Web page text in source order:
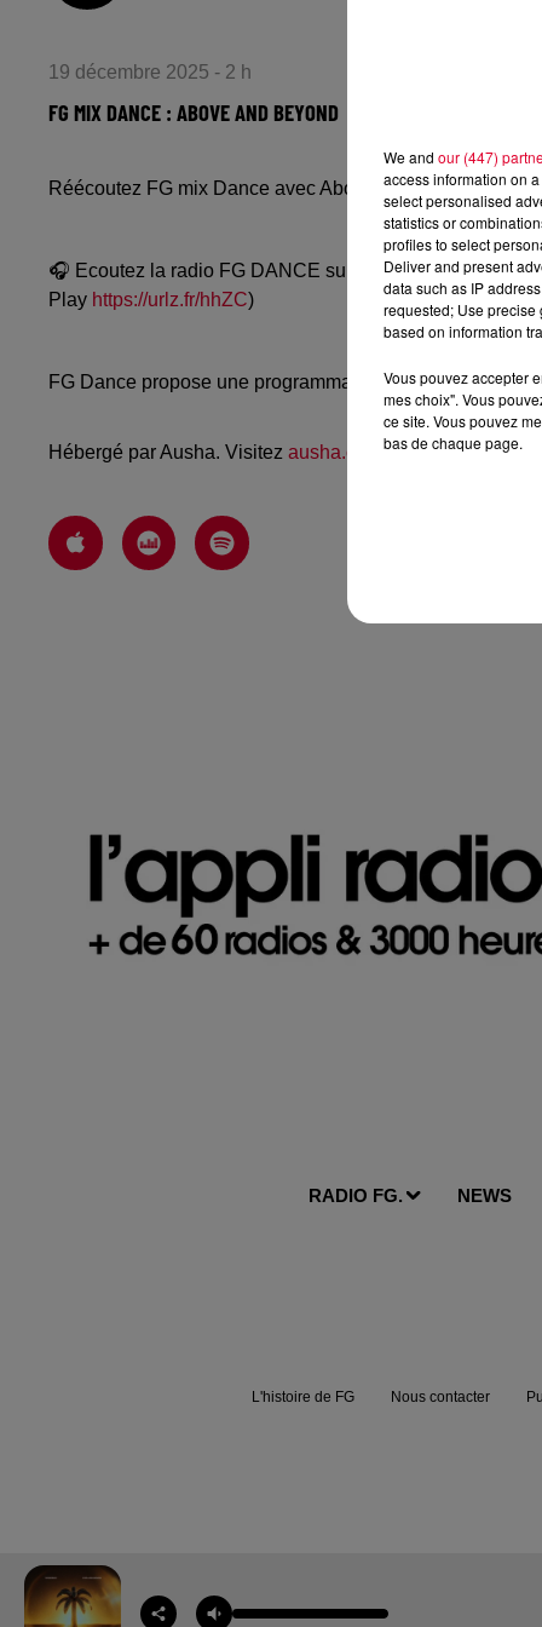
19 décembre 2025 - 2 h
FG MIX DANCE : ABOVE AND BEYOND
Réécoutez FG mix Dance avec Above and Beyond du
🎧 Ecoutez la radio FG DANCE sur
www.radiofg.com/fg-
Play https://urlz.fr/hhZC)
FG Dance propose une programmation dance, EDM,
Hébergé par Ausha. Visitez ausha.co/politique-de-
RADIO FG. NEWS
L'histoire de FG Nous contacter
We and our (447)
access information on
select personalised
statistics or
profiles to select
Deliver and present
data such as IP
requested; Use precise
based on information
Vous pouvez accepter
mes choix". Vous
ce site. Vous pouvez
bas de chaque page.